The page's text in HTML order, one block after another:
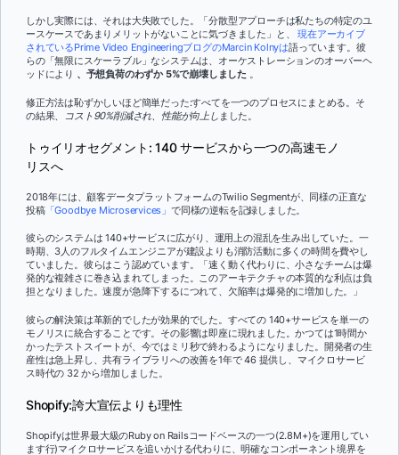
しかし実際には、それは大失敗でした。「分散型アプローチは私たちの特定のユ
ースケースであまりメリットがないことに気づきました」と、現在アーカイブ
されているPrime Video EngineeringブログのMarcin Kolnyは語っています。彼
らの「無限にスケーラブル」なシステムは、オーケストレーションのオーバーヘ
ッドにより 、予想負荷のわずか 5%で崩壊しました 。
修正方法は恥ずかしいほど簡単だった:すべてを一つのプロセスにまとめる。そ
の結果、 コスト90%削減され、性能が向上し ました。
トゥイリオセグメント: 140 サービスから一つの高速モノ
リスへ
2018年には、顧客データプラットフォームのTwilio Segmentが、同様の正直な
投稿「Goodbye Microservices」で同様の逆転を記録しました。
彼らのシステムは 140+サービスに広がり、運用上の混乱を生み出していた。一
時期、3人のフルタイムエンジニアが建設よりも消防活動に多くの時間を費やし
ていました。彼らはこう認めています。「速く動く代わりに、小さなチームは爆
発的な複雑さに巻き込まれてしまった。このアーキテクチャの本質的な利点は負
担となりました。速度が急降下するにつれて、欠陥率は爆発的に増加した。」
彼らの解決策は革新的でしたが効果的でした。すべての 140+サービスを単一の
モノリスに統合することです。その影響は即座に現れました。かつては1時間か
かったテストスイートが、今ではミリ秒で終わるようになりました。開発者の生
産性は急上昇し、共有ライブラリへの改善を1年で 46 提供し、マイクロサービ
ス時代の 32 から増加しました。
Shopify:誇大宣伝よりも理性
Shopifyは世界最大級のRuby on Railsコードベースの一つ(2.8M+)を運用してい
ます行)マイクロサービスを追いかける代わりに、明確なコンポーネント境界を